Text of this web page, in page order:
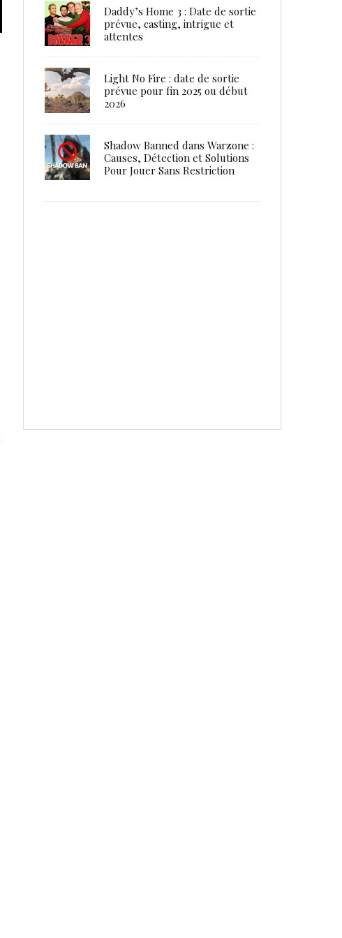
Daddy’s Home 3 : Date de sortie
prévue, casting, intrigue et
attentes
Light No Fire : date de sortie
prévue pour fin 2025 ou début
2026
Shadow Banned dans Warzone :
Causes, Détection et Solutions
Pour Jouer Sans Restriction